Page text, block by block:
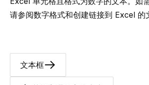
请参阅数字格式和创建链接到 Excel 的
文本框